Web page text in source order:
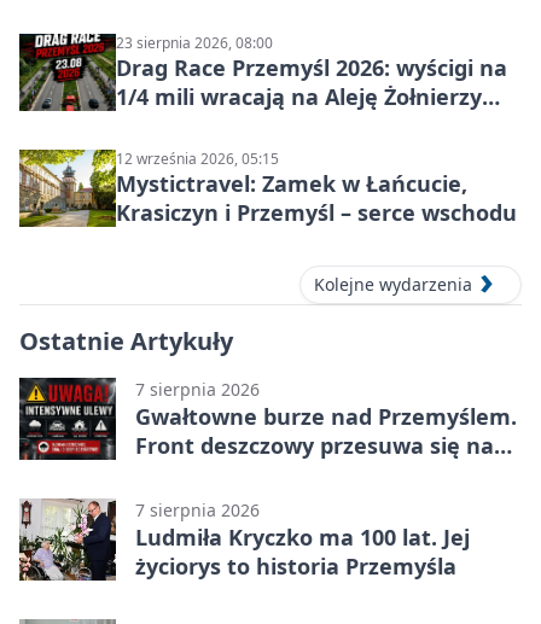
23 sierpnia 2026, 08:00
Drag Race Przemyśl 2026: wyścigi na
1/4 mili wracają na Aleję Żołnierzy
12 września 2026, 05:15
Mystictravel: Zamek w Łańcucie,
Krasiczyn i Przemyśl – serce wschodu
Kolejne wydarzenia
Ostatnie Artykuły
7 sierpnia 2026
Gwałtowne burze nad Przemyślem.
Front deszczowy przesuwa się na
7 sierpnia 2026
Ludmiła Kryczko ma 100 lat. Jej
życiorys to historia Przemyśla